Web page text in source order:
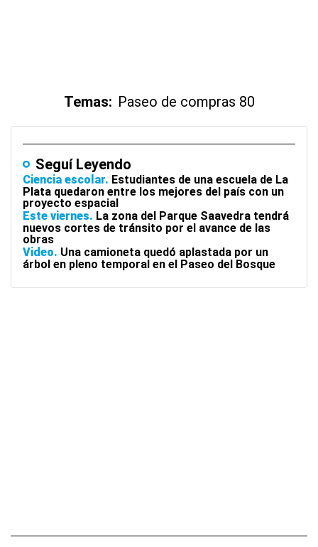
Temas: Paseo de compras 80
Seguí Leyendo
Ciencia escolar Estudiantes de una escuela de La
Plata quedaron entre los mejores del país con un
proyecto espacial
Este viernes La zona del Parque Saavedra tendrá
nuevos cortes de tránsito por el avance de las
obras
Video Una camioneta quedó aplastada por un
árbol en pleno temporal en el Paseo del Bosque